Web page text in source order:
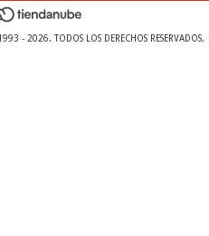
- 2026. TODOS LOS DERECHOS RESERVADOS.